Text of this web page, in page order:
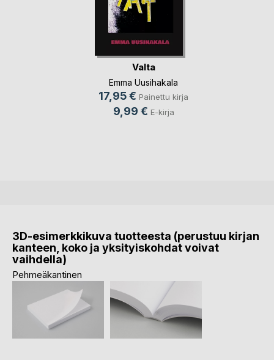
Valta
Emma Uusihakala
17,95 € Painettu kirja
9,99 € E-kirja
3D-esimerkkikuva tuotteesta (perustuu kirjan
kanteen, koko ja yksityiskohdat voivat
vaihdella)
Pehmeäkantinen